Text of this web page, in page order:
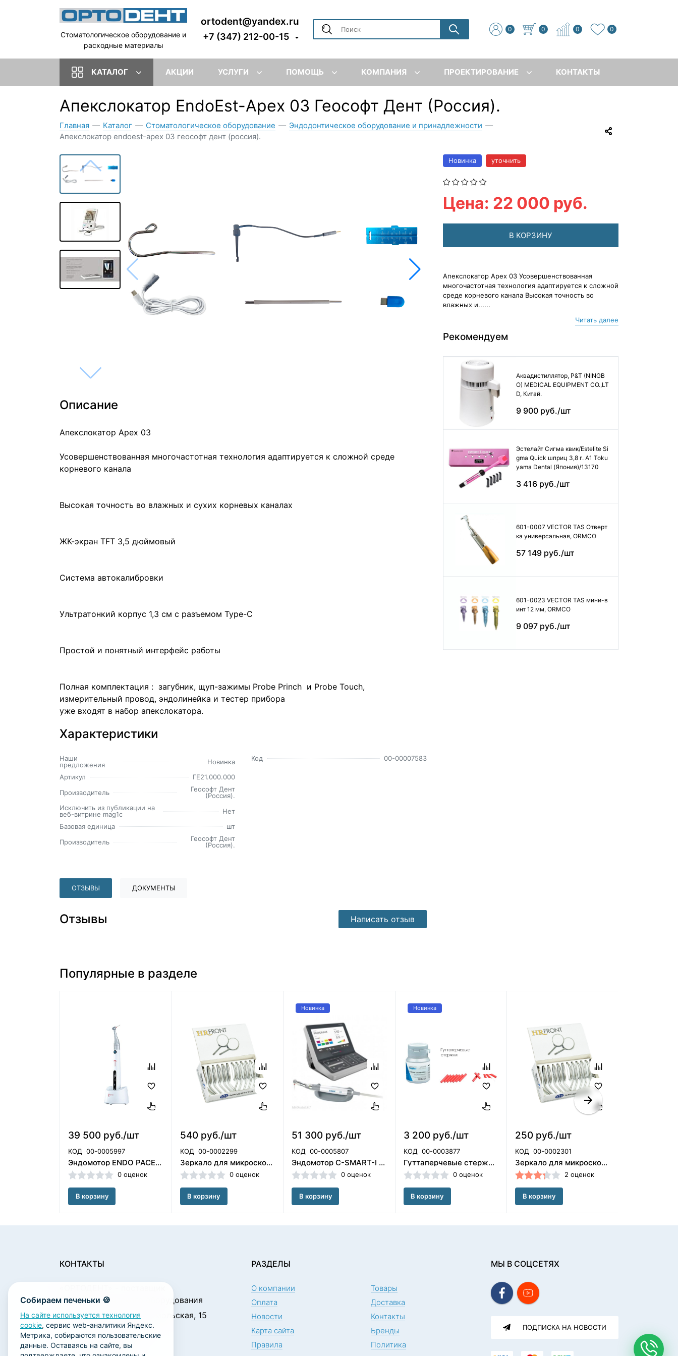
Стоматологическое оборудование и
расходные материалы
ortodent@yandex.ru
+7 (347) 212-00-15
0 0 0 0
КАТАЛОГ АКЦИИ УСЛУГИ ПОМОЩЬ КОМПАНИЯ ПРОЕКТИРОВАНИЕ КОНТАКТЫ
Апекслокатор EndoEst-Apex 03 Геософт Дент (Россия).
Главная — Каталог — Стоматологическое оборудование — Эндодонтическое оборудование и принадлежности —
Апекслокатор endoest-apex 03 геософт дент (россия).
Описание
Апекслокатор Apex 03
Усовершенствованная многочастотная технология адаптируется к сложной среде
корневого канала
Высокая точность во влажных и сухих корневых каналах
ЖК-экран ТFT 3,5 дюймовый
Сиcтема автокалибровки
Ультратонкий корпус 1,3 см с разъемом Type-C
Простой и понятный интерфейс работы
Полная комплектация : загубник, щуп-зажимы Probe Princh и Probe Touch,
измерительный провод, эндолинейка и тестер прибора
уже входят в набор апекслокатора.
Характеристики
Наши
предложения
Новинка
Артикул
ГЕ21.000.000
Производитель
Геософт Дент
(Россия).
Исключить из публикации на
веб-витрине mag1c
Нет
Базовая единица
шт
Производитель
Геософт Дент
(Россия).
Код 00-00007583
ОТЗЫВЫ ДОКУМЕНТЫ
Отзывы Написать отзыв
Новинка уточнить
Цена: 22 000 руб.
В КОРЗИНУ
Апекслокатор Apex 03 Усовершенствованная
многочастотная технология адаптируется к сложной
среде корневого канала Высокая точность во
влажных и......
Читать далее
Рекомендуем
Аквадистиллятор, P&T (NINGB
O) MEDICAL EQUIPMENT CO.,LT
D, Китай.
9 900 руб./шт
Эстелайт Сигма квик/Estelite Si
gma Quick шприц 3,8 г. А1 Toku
yama Dental (Япония)/13170
3 416 руб./шт
601-0007 VECTOR TAS Отверт
ка универсальная, ORMCO
57 149 руб./шт
601-0023 VECTOR TAS мини-в
инт 12 мм, ORMCO
9 097 руб./шт
Популярные в разделе
39 500 руб./шт
КОД 00-0005997
Эндомотор ENDO PACE Woodpecker (Китай)
0 оценок
В корзину
540 руб./шт
КОД 00-0002299
Зеркало для микроскопа 0/14 ,плоское,1 шт Медента/арт 7-0-SS/F02212-HRF
0 оценок
В корзину
Новинка
51 300 руб./шт
КОД 00-0005807
Эндомотор C-SMART-I Pro со встроенным апекслокатором 2 в 1. COXO
0 оценок
В корзину
Новинка
3 200 руб./шт
КОД 00-0003877
Гуттаперчевые стержни (100 шт) для GuttaEst 02 Геософт/БП-00000251
0 оценок
В корзину
250 руб./шт
КОД 00-0002301
Зеркало для микроскопа размер 4 ,плоское,1 шт Медента/арт 7-4-SS/F42212-HRF
2 оценок
В корзину
Собираем печеньки 🍪
На сайте используется технология
cookie, сервис web-аналитики Яндекс.
Метрика, собираются пользовательские
данные. Оставаясь на сайте, вы
КОНТАКТЫ
стоматологического оборудования
450001, г. Уфа ул. Комсомольская, 15
Пн. - Чт.: 09:00 - 18:00
Пт.: 09:00 - 17:00
РАЗДЕЛЫ
О компании
Товары
Оплата
Доставка
Новости
Контакты
Карта сайта
Бренды
Правила
Политика
МЫ В СОЦСЕТЯХ
ПОДПИСКА НА НОВОСТИ